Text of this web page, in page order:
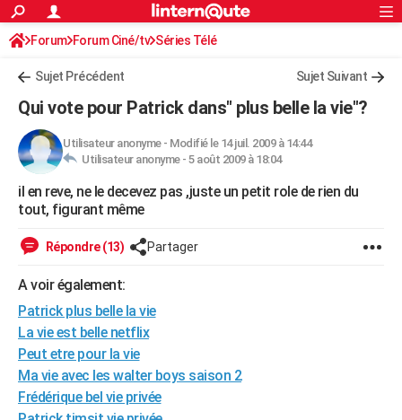
ACTUALITÉS
Politique
Société
Faits Divers
Education
Monde
Villes
+
FINANCE
Retraite
Impôts
Epargne
Immobilier
Risques naturels par ville
Banque
Assurance
Crédit
AUTO
Essais
Réserver un essai
Citadines
Berlines
SUV
Forum auto
+HIGH-TECH
Mobiles
Meilleur smartphone
Internet
Ordinateurs
Jeux vidéo
Guide high-tech
BRICOLAGE
WEEK-END
Guides de France
Escapades
Patrimoine
Expositions
Musées
Week-end nature
+LIFESTYLE
Art de vivre
Bien-être
Loisirs
ModeModes de vie
SANTE
Alimentation
Guide de la santé
Maladies
Médicaments
Sommeil
S'inscrire
Connexion
Forum Forum Ciné/tv Séries Télé
Sujet Précédent Sujet Suivant
Qui vote pour Patrick dans" plus belle la vie"?
Utilisateur anonyme- Modifié le 14 juil. 2009 à 14:44
Utilisateur anonyme - 5 août 2009 à 18:04
il en reve, ne le decevez pas ,juste un petit role de rien du
tout, figurant même
Répondre (13) Partager
A voir également:
Patrick plus belle la vie
La vie est belle netflix
Peut etre pour la vie
Ma vie avec les walter boys saison 2
Frédérique bel vie privée